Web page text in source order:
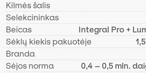
Kilmės šalis
Selekcininkas
Beicas
Integral Pro +
Sėklų kiekis pakuotėje
Branda
Sėjos norma
0,4 – 0,5 mln.